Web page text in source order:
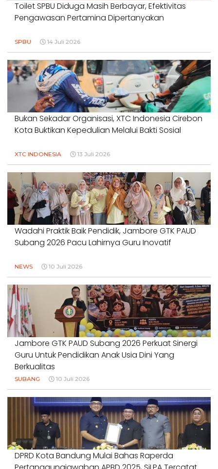
Toilet SPBU Diduga Masih Berbayar, Efektivitas
Pengawasan Pertamina Dipertanyakan
SPBU 14 Juli 2026
Bukan Sekadar Organisasi, XTC Indonesia Cirebon
Kota Buktikan Kepedulian Melalui Bakti Sosial
XTC INDONESIA 13 Juli 2026
Wadahi Praktik Baik Pendidik, Jambore GTK PAUD
Subang 2026 Pacu Lahirnya Guru Inovatif
NEWS 10 Juli 2026
Jambore GTK PAUD Subang 2026 Perkuat Sinergi
Guru Untuk Pendidikan Anak Usia Dini Yang
Berkualitas
SUBANG 10 Juli 2026
DPRD Kota Bandung Mulai Bahas Raperda